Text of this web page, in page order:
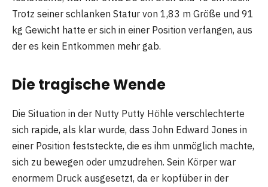
Trotz seiner schlanken Statur von 1,83 m Größe und 91
kg Gewicht hatte er sich in einer Position verfangen, aus
der es kein Entkommen mehr gab.
Die tragische Wende
Die Situation in der Nutty Putty Höhle verschlechterte
sich rapide, als klar wurde, dass John Edward Jones in
einer Position feststeckte, die es ihm unmöglich machte,
sich zu bewegen oder umzudrehen. Sein Körper war
enormem Druck ausgesetzt, da er kopfüber in der